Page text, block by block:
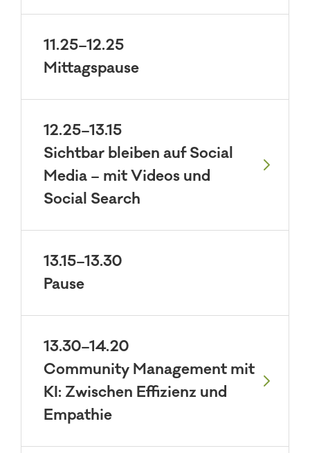
11.25–12.25
Mittagspause
12.25–13.15
Sichtbar bleiben auf Social
Media – mit Videos und
Social Search
13.15–13.30
Pause
13.30–14.20
Community Management mit
KI: Zwischen Effizienz und
Empathie